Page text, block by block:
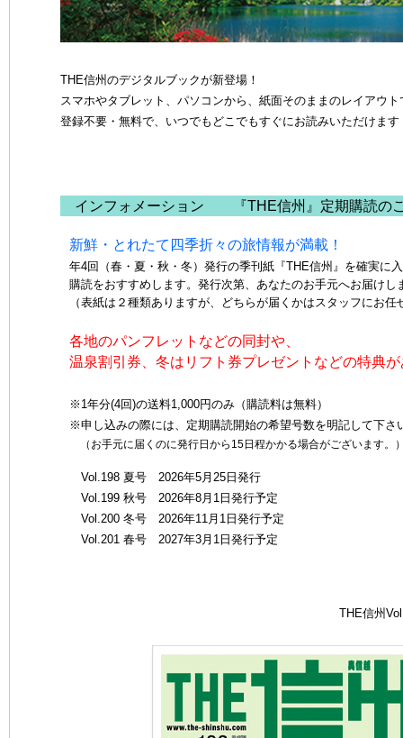
THE信州のデジタルブックが新登場！
スマホやタブレット、パソコンから、紙面そのままのレイアウ
登録不要・無料で、いつでもどこでもすぐにお読みいただけます
インフォメーション 『THE信州』定期購読の
新鮮・とれたて四季折々の旅情報が満載！
年4回（春・夏・秋・冬）発行の季刊紙『THE信州』を確実に
購読をおすすめします。発行次第、あなたのお手元へお届けし
（表紙は２種類ありますが、どちらが届くかはスタッフにお任
各地のパンフレットなどの同封や、
温泉割引券、冬はリフト券プレゼントなどの特典
※1年分(4回)の送料1,000円のみ（購読料は無料）
※申し込みの際には、定期購読開始の希望号数を明記して下さ
（お手元に届くのに発行日から15日程かかる場合がございます。
Vol.198 夏号 2026年5月25日発行
Vol.199 秋号 2026年8月1日発行予定
Vol.200 冬号 2026年11月1日発行予定
Vol.201 春号 2027年3月1日発行予定
THE信州